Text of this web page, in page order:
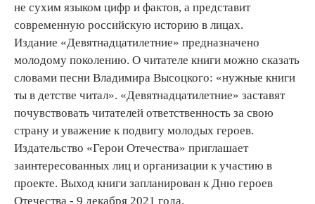
не сухим языком цифр и фактов, а представит
современную российскую историю в лицах.
Издание «Девятнадцатилетние» предназначено
молодому поколению. О читателе книги можно сказать
словами песни Владимира Высоцкого: «нужные книги
ты в детстве читал». «Девятнадцатилетние» заставят
почувствовать читателей ответственность за свою
страну и уважение к подвигу молодых героев.
Издательство «Герои Отечества» приглашает
заинтересованных лиц и организации к участию в
проекте. Выход книги запланирован к Дню героев
Отечества - 9 декабря 2021 года.